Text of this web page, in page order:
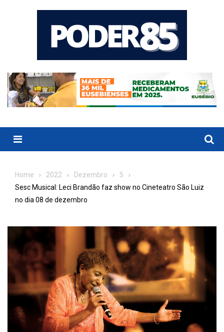
Menu
Home 2022 Dezembro
5
Sesc Musical: Leci Brandão faz show no Cineteatro São Luiz
no dia 08 de dezembro